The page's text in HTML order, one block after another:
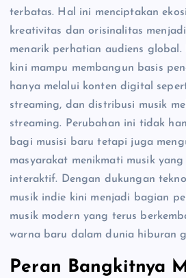
terbatas. Hal ini menciptakan
kreativitas dan orisinalitas
menarik perhatian audiens global.
kini mampu membangun basis
hanya melalui konten digital
streaming, dan distribusi musik
streaming. Perubahan ini tidak
bagi musisi baru tetapi juga
masyarakat menikmati musik
interaktif. Dengan dukungan
musik indie kini menjadi bagian
musik modern yang terus
warna baru dalam dunia hiburan
Peran Bangkitnya